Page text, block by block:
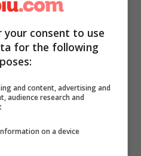
ritrovato morto
consent to use
for the following
and content, advertising and
audience research and
on a device